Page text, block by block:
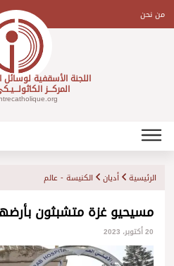
contentمن نحن
اللجنة الأسقفية لوسائل
المركـــز
الرئيسية أديان الكنيسة - عالم
مسيحيو غزة متشبثون
20 أكتوبر، 2023